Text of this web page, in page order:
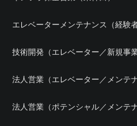
エレベーターメンテナンス（経験者
技術開発（エレベーター／新規事業
法人営業（エレベーター／メンテ
法人営業（ポテンシャル／メンテ